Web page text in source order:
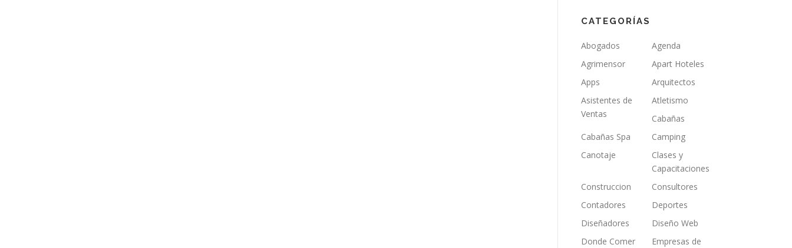
CATEGORÍAS
Abogados
Agenda
Agrimensor
Apart Hoteles
Apps
Arquitectos
Asistentes de
Ventas
Atletismo
Cabañas
Cabañas Spa
Camping
Canotaje
Clases y
Capacitaciones
Construccion
Consultores
Contadores
Deportes
Diseñadores
Diseño Web
Donde Comer
Empresas de